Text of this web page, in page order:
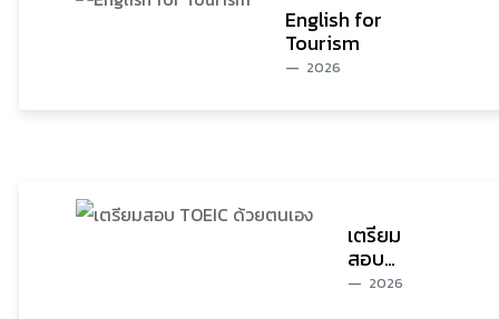
English for
Tourism
2026
เตรียม
สอบ
TOEIC
2026